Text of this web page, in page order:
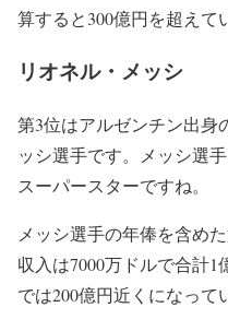
算すると300億円を超えて
リオネル・メッシ
第3位はアルゼンチン出身
ッシ選手です。メッシ選
スーパースターですね。
メッシ選手の年俸を含め
収入は7000万ドルで合計
では200億円近くになって